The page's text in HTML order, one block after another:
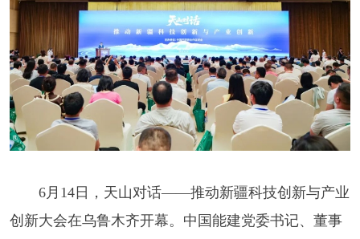
6月14日，天山对话——推动新疆科技创新与产业
创新大会在乌鲁木齐开幕。中国能建党委书记、董事